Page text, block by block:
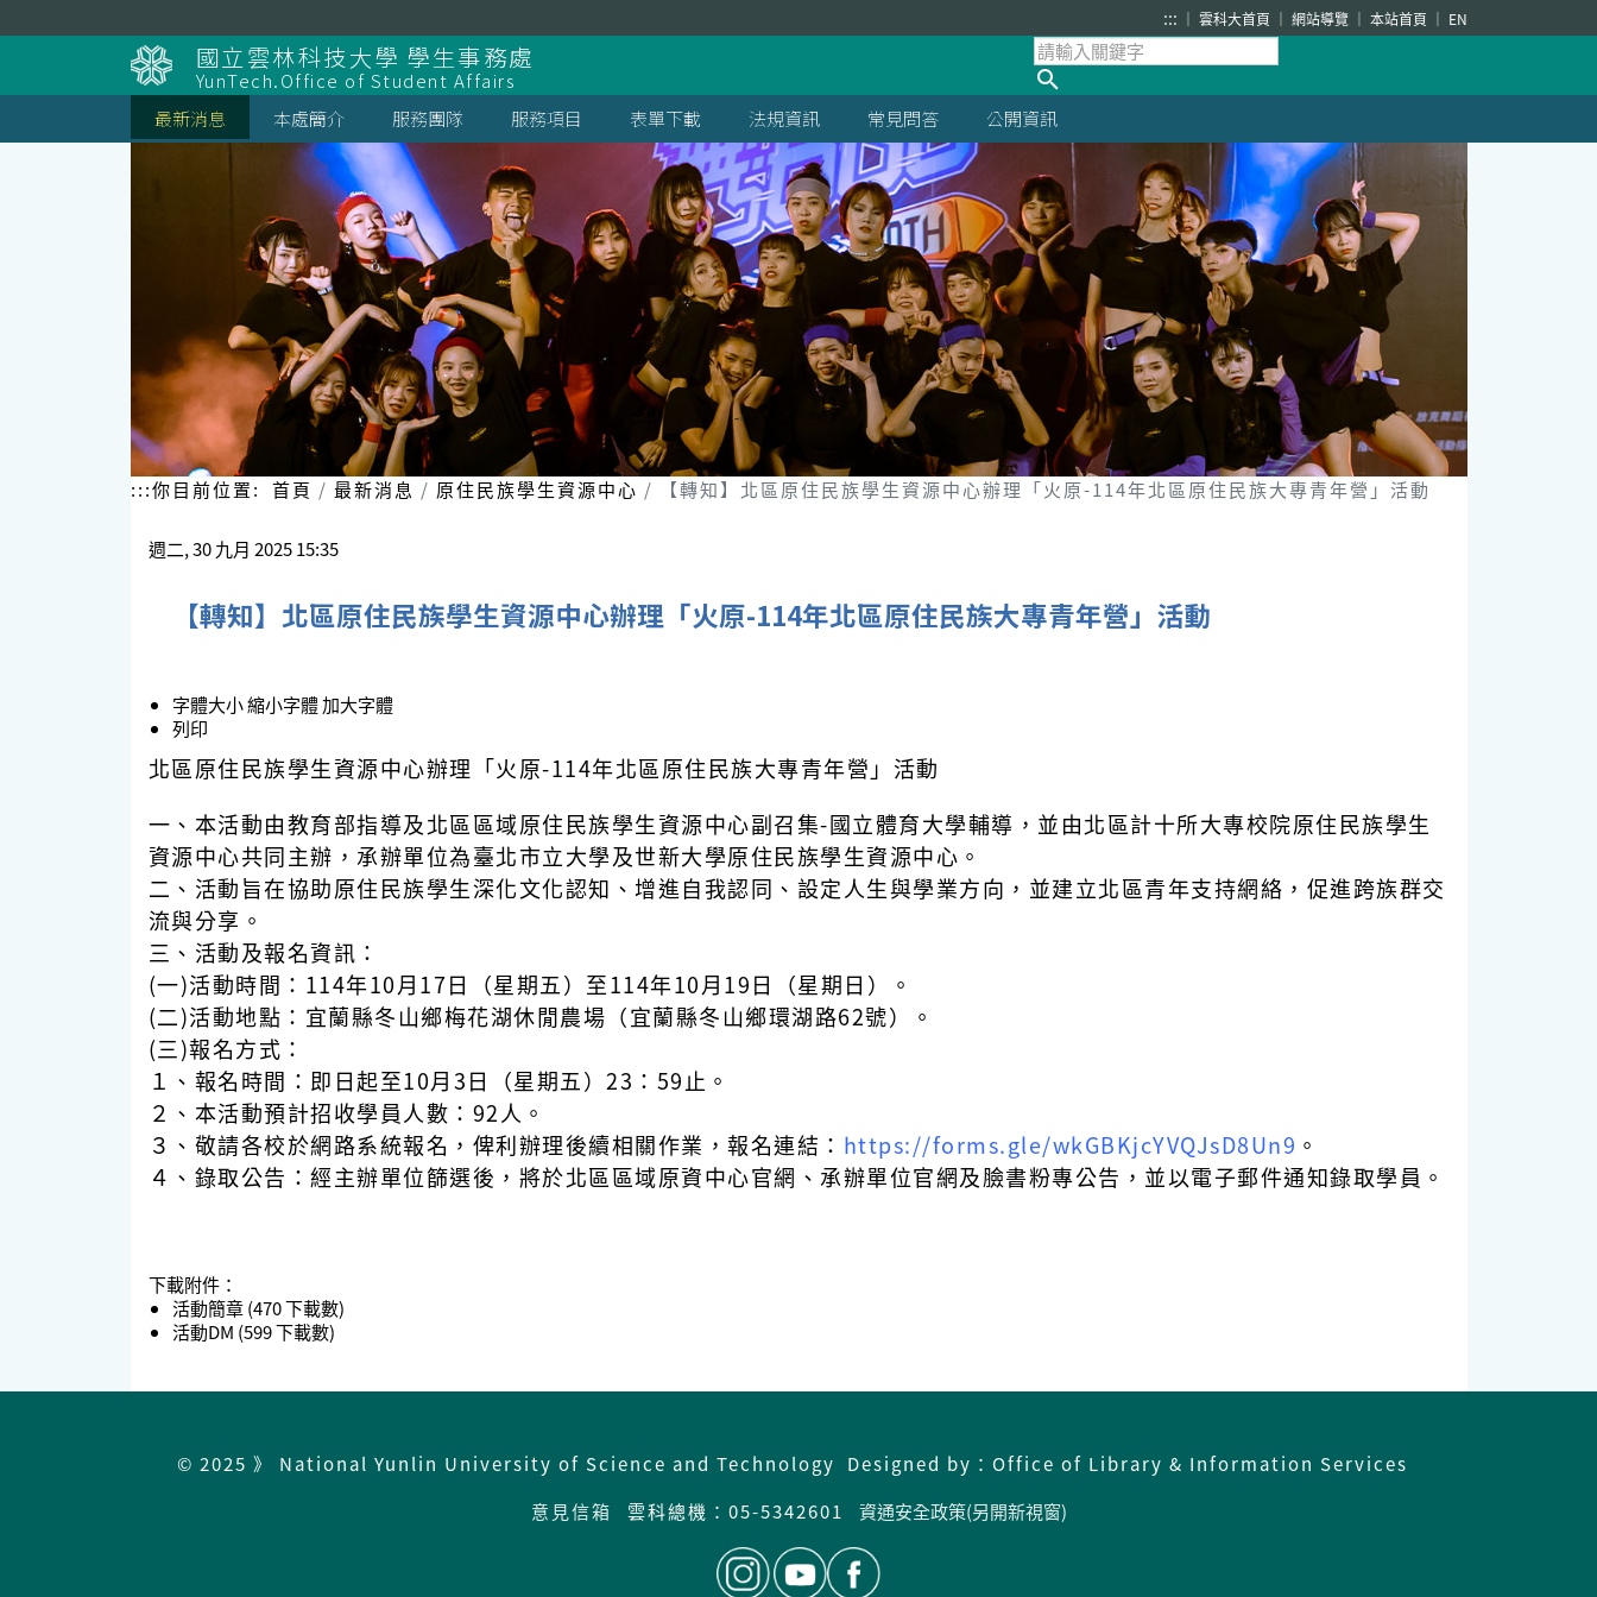
到
主
要
內
容
::: 雲科大首頁 網站導覽 本站首頁 EN
國立雲林科技大學 學生事務處
YunTech.Office of Student Affairs
最新消息
本處簡介 服務團隊 服務項目 表單下載 法規資訊 常見問答 公開資訊
:::你目前位置: 首頁 最新消息 原住民族學生資源中心 【轉知】北區原住民族學生資源中心辦理「火原-114年北區原住民族大專青年營」活動
週二, 30 九月 2025 15:35
【轉知】北區原住民族學生資源中心辦理「火原-114年北區原住民族大專青年營」活動
字體大小縮小字體加大字體
列印
北區原住民族學生資源中心辦理「火原-114年北區原住民族大專青年營」活動
一、本活動由教育部指導及北區區域原住民族學生資源中心副召集-國立體育大學輔導，並由北區計十所大專校院原住民族學生
資源中心共同主辦，承辦單位為臺北市立大學及世新大學原住民族學生資源中心。
二、活動旨在協助原住民族學生深化文化認知、增進自我認同、設定人生與學業方向，並建立北區青年支持網絡，促進跨族群交
流與分享。
三、活動及報名資訊：
(一)活動時間：114年10月17日（星期五）至114年10月19日（星期日）。
(二)活動地點：宜蘭縣冬山鄉梅花湖休閒農場（宜蘭縣冬山鄉環湖路62號）。
(三)報名方式：
１、報名時間：即日起至10月3日（星期五）23：59止。
２、本活動預計招收學員人數：92人。
３、敬請各校於網路系統報名，俾利辦理後續相關作業，報名連結： https://forms.gle/wkGBKjcYVQJsD8Un9 。
４、錄取公告：經主辦單位篩選後，將於北區區域原資中心官網、承辦單位官網及臉書粉專公告，並以電子郵件通知錄取學員。
下載附件：
活動簡章 (470 下載數)
活動DM (599 下載數)
© 2025 》 National Yunlin University of Science and Technology Designed by：Office of Library & Information Services
意見信箱
雲科總機：05-5342601 資通安全政策(另開新視窗)